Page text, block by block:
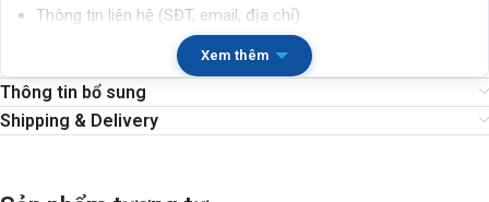
Thông tin liên hệ (SĐT, email, địa chỉ)
CTA chính (gọi/đặt lịch/nhận báo giá/mua ngay)
Ảnh sản phẩm
Chính sách đổi trả
Xem thêm
Thông tin bổ sung
Shipping & Delivery